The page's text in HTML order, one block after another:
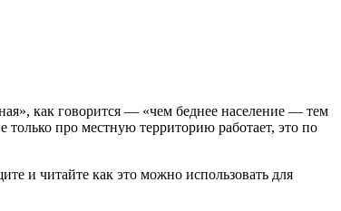
как говорится — «чем беднее население — тем
только про местную территорию работает, это по
и читайте как это можно использовать для